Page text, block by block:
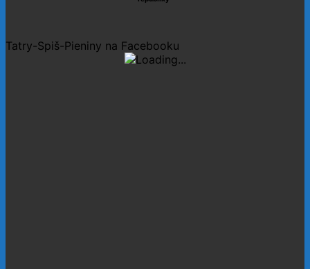
Tatry-Spiš-Pieniny na Facebooku